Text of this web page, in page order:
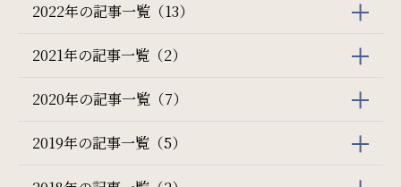
2022年の記事一覧（13）
2021年の記事一覧（2）
2020年の記事一覧（7）
2019年の記事一覧（5）